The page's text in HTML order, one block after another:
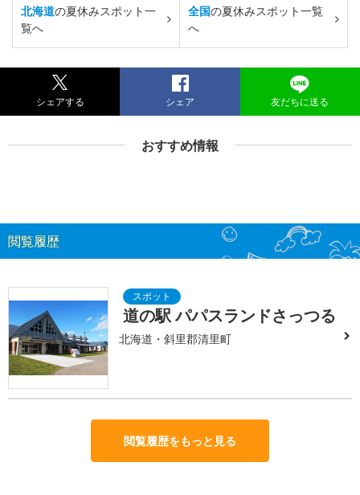
北海道の夏休みスポット一
覧へ
全国の夏休みスポット一覧
へ
シェアする シェア 友だちに送る
おすすめ情報
閲覧履歴
道の駅 パパスランドさっつる
北海道・斜里郡清里町
閲覧履歴をもっと見る